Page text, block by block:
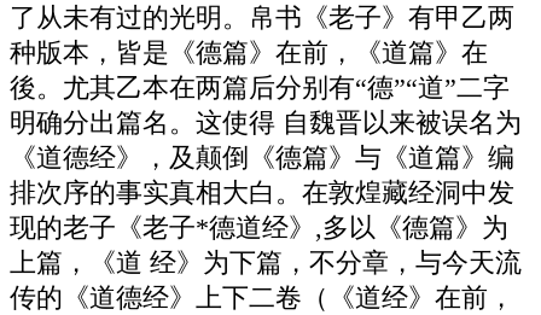
了从未有过的光明。帛书《老子》有甲乙两
种版本，皆是《德篇》在前，《道篇》在
後。尤其乙本在两篇后分别有“德”“道”二字
明确分出篇名。这使得 自魏晋以来被误名为
《道德经》，及颠倒《德篇》与《道篇》编
排次序的事实真相大白。在敦煌藏经洞中发
现的老子《老子*德道经》,多以《德篇》为
上篇，《道 经》为下篇，不分章，与今天流
传的《道德经》上下二卷（《道经》在前，